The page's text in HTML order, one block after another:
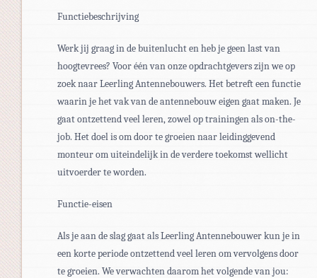
Functiebeschrijving
Werk jij graag in de buitenlucht en heb je geen last van
hoogtevrees? Voor één van onze opdrachtgevers zijn we op
zoek naar Leerling Antennebouwers. Het betreft een functie
waarin je het vak van de antennebouw eigen gaat maken. Je
gaat ontzettend veel leren, zowel op trainingen als on-the-
job. Het doel is om door te groeien naar leidinggevend
monteur om uiteindelijk in de verdere toekomst wellicht
uitvoerder te worden.
Functie-eisen
Als je aan de slag gaat als Leerling Antennebouwer kun je in
een korte periode ontzettend veel leren om vervolgens door
te groeien. We verwachten daarom het volgende van jou: